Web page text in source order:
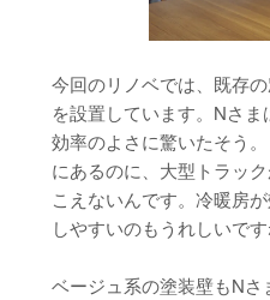
今回のリノベでは、既存
を設置しています。Nさ
効率のよさに驚いたそう
にあるのに、大型トラッ
こえないんです。冷暖房
しやすいのもうれしいです
ベージュ系の塗装壁もN